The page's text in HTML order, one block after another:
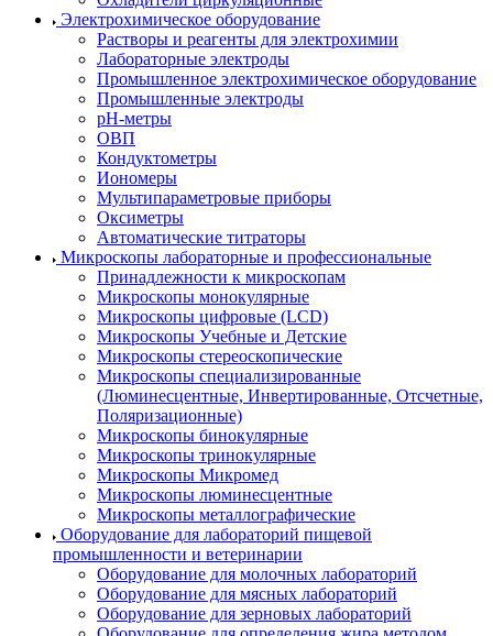
Электрохимическое оборудование
Растворы и реагенты для электрохимии
Лабораторные электроды
Промышленное электрохимическое оборудование
Промышленные электроды
pH-метры
ОВП
Кондуктометры
Иономеры
Мультипараметровые приборы
Оксиметры
Автоматические титраторы
Микроскопы лабораторные и профессиональные
Принадлежности к микроскопам
Микроскопы монокулярные
Микроскопы цифровые (LCD)
Микроскопы Учебные и Детские
Микроскопы стереоскопические
Микроскопы специализированные
(Люминесцентные, Инвертированные, Отсчетные,
Поляризационные)
Микроскопы бинокулярные
Микроскопы тринокулярные
Микроскопы Микромед
Микроскопы люминесцентные
Микроскопы металлографические
Оборудование для лабораторий пищевой
промышленности и ветеринарии
Оборудование для молочных лабораторий
Оборудование для мясных лабораторий
Оборудование для зерновых лабораторий